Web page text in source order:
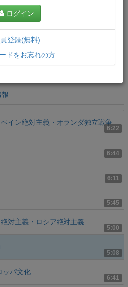
報
6:22
イン絶対主義・オランダ独立戦争
6:44
6:11
5:45
5:00
対主義・ロシア絶対主義
5:08
6:41
ッパ文化
ログイン
登録(無料)
ドをお忘れの方